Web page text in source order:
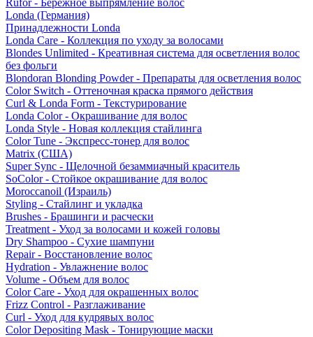
Rufor - Бережное выпрямление волос
Londa (Германия)
Принадлежности Londa
Londa Care - Коллекция по уходу за волосами
Blondes Unlimited - Креативная система для осветления волос
без фольги
Blondoran Blonding Powder - Препараты для осветления волос
Color Switch - Оттеночная краска прямого действия
Curl & Londa Form - Текстурирование
Londa Color - Окрашивание для волос
Londa Style - Новая коллекция стайлинга
Color Tune - Экспресс-тонер для волос
Matrix (США)
Super Sync - Щелочной безаммиачный краситель
SoColor - Стойкое окрашивание для волос
Moroccanoil (Израиль)
Styling - Стайлинг и укладка
Brushes - Брашинги и расчески
Treatment - Уход за волосами и кожей головы
Dry Shampoo - Сухие шампуни
Repair - Восстановление волос
Hydration - Увлажнение волос
Volume - Объем для волос
Color Care - Уход для окрашенных волос
Frizz Control - Разглаживание
Curl - Уход для кудрявых волос
Color Depositing Mask - Тонирующие маски